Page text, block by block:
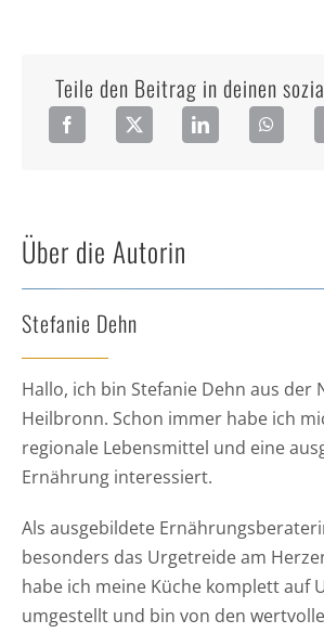
Teile den Beitrag in deinen
Über die Autorin
Stefanie Dehn
Hallo, ich bin Stefanie Dehn aus der
Heilbronn. Schon immer habe ich
regionale Lebensmittel und eine
Ernährung interessiert.
Als ausgebildete
besonders das Urgetreide am
habe ich meine Küche komplett auf
umgestellt und bin von den